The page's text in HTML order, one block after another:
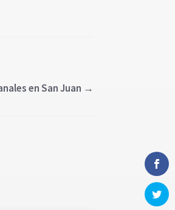
en San Juan →